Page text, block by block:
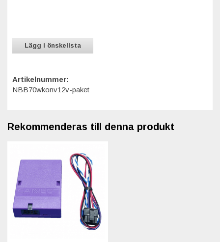
Lägg i önskelista
Artikelnummer:
NBB70wkonv12v-paket
Rekommenderas till denna produkt